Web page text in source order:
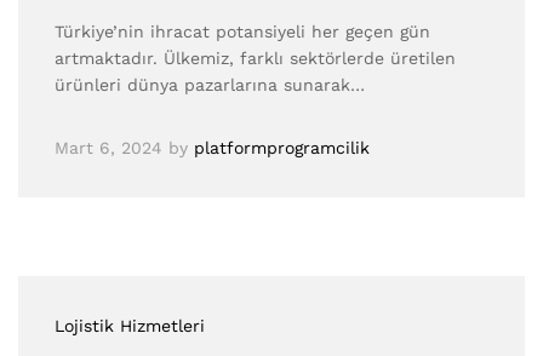
Türkiye’nin ihracat potansiyeli her geçen gün
artmaktadır. Ülkemiz, farklı sektörlerde üretilen
ürünleri dünya pazarlarına sunarak…
Mart 6, 2024 by platformprogramcilik
Lojistik Hizmetleri